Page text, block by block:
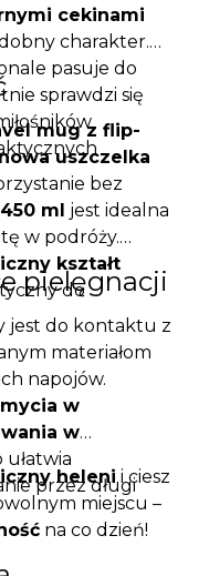
cekinami
charakter.
pasuje do
sprawdzi się
mug z flip-
uszczelka
bez
ml jest idealna
w podróży.
kształt
do
pielęgnacji
jest do kontaktu z
materiałom
napojów.
w
w
ułatwia
przez długi
heleni i ciesz
miejscu –
na co dzień!